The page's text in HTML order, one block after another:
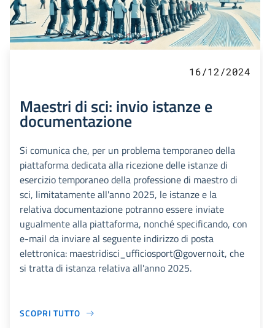
16/12/2024
Maestri di sci: invio istanze e
documentazione
Si comunica che, per un problema temporaneo della
piattaforma dedicata alla ricezione delle istanze di
esercizio temporaneo della professione di maestro di
sci, limitatamente all'anno 2025, le istanze e la
relativa documentazione potranno essere inviate
ugualmente alla piattaforma, nonché specificando, con
e-mail da inviare al seguente indirizzo di posta
elettronica: maestridisci_ufficiosport@governo.it, che
si tratta di istanza relativa all'anno 2025.
SCOPRI TUTTO